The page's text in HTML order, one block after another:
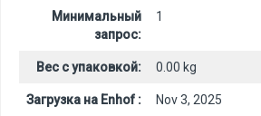
Минимальный
запрос:
1
Вес с упаковкой: 0.00 kg
Загрузка на Enhof : Nov 3, 2025